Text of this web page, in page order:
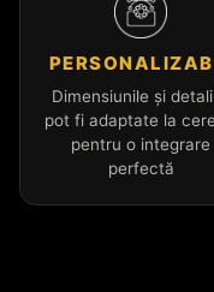
Dimensiunile și
pot fi adaptate la
pentru o integrare
perfectă